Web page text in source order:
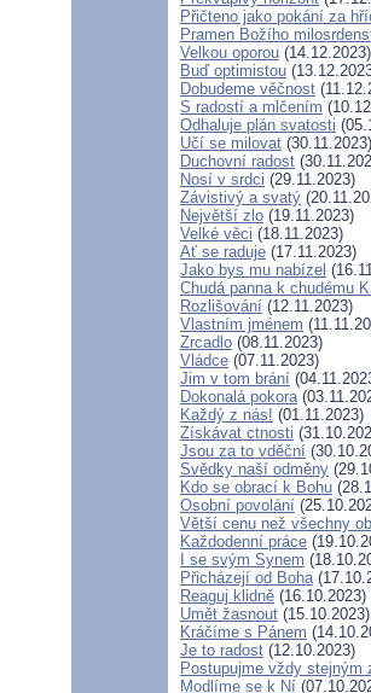
Přičteno jako pokání za
Pramen Božího
Velkou oporou (14.12.2023)
Buď optimistou
Dobudeme věčnost
S radostí a mlčením
Odhaluje plán svatosti
Učí se milovat (30.11.2023)
Duchovní radost
Nosí v srdci (29.11.2023)
Závistivý a svatý
Největší zlo (19.11.2023)
Velké věci (18.11.2023)
Ať se raduje (17.11.2023)
Jako bys mu nabízel
Chudá panna k chudému
Rozlišování (12.11.2023)
Vlastním jménem
Zrcadlo (08.11.2023)
Vládce (07.11.2023)
Jim v tom brání
Dokonalá pokora
Každý z nás! (01.11.2023)
Získávat ctnosti
Jsou za to vděční
Svědky naší odměny
Kdo se obrací k Bohu
Osobní povolání
Větší cenu než všechny
Každodenní práce
I se svým Synem
Přicházejí od Boha
Reaguj klidně (16.10.2023)
Umět žasnout (15.10.2023)
Kráčíme s Pánem
Je to radost (12.10.2023)
Postupujme vždy stejným
Modlíme se k Ní